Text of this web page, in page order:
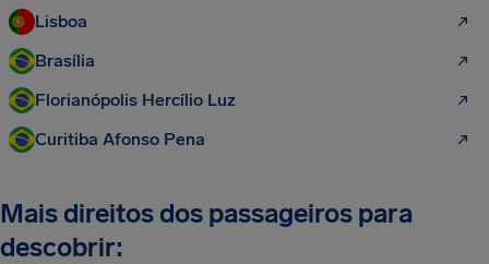
Lisboa
Brasília
Florianópolis Hercílio Luz
Curitiba Afonso Pena
Mais direitos dos passageiros para
descobrir: